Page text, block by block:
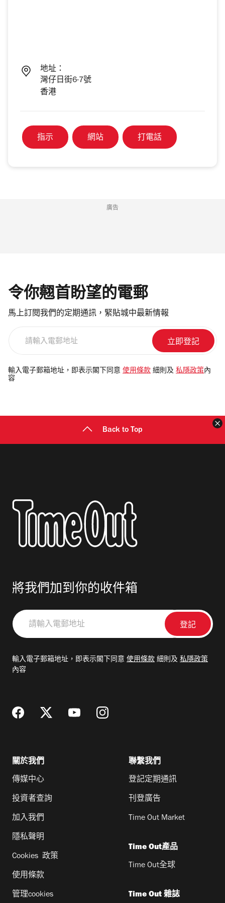
地址：
灣仔日街6-7號
香港
指示 網站 打電話
廣告
令你翹首盼望的電郵
馬上訂閱我們的定期通訊，緊貼城中最新情報
電
郵
輸入電子郵箱地址，即表示閣下同意 使用條款 細則及 私隱政策 內
容
Back to Top
將我們加到你的收件箱
請
輸
郵
輸入電子郵箱地址，即表示閣下同意 使用條款 細則及 私隱政策
內容
關於我們
傳媒中心
投資者查詢
加入我們
隱私聲明
Cookies 政策
使用條款
管理cookies
聯繫我們
登記定期通訊
刊登廣告
Time Out Market
Time Out產品
Time Out全球
Time Out 雜誌